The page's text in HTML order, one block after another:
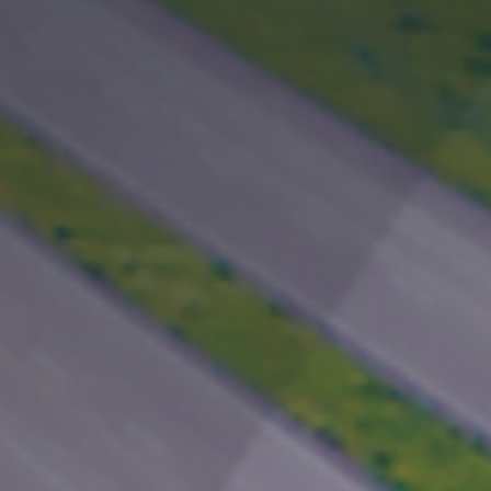
创意无界，臻于
始于 2007 年